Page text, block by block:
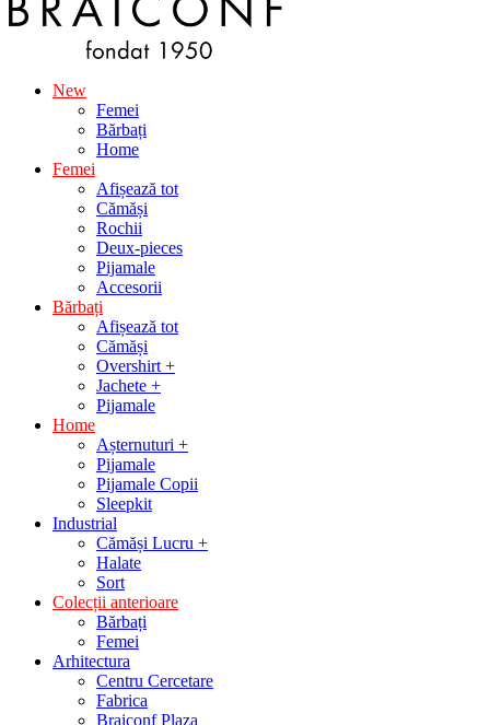
New
Femei
Bărbați
Home
Femei
Afișează tot
Cămăși
Rochii
Deux-pieces
Pijamale
Accesorii
Bărbați
Afișează tot
Cămăși
Overshirt +
Jachete +
Pijamale
Home
Așternuturi +
Pijamale
Pijamale Copii
Sleepkit
Industrial
Cămăși Lucru +
Halate
Sort
Colecții anterioare
Bărbați
Femei
Arhitectura
Centru Cercetare
Fabrica
Braiconf Plaza